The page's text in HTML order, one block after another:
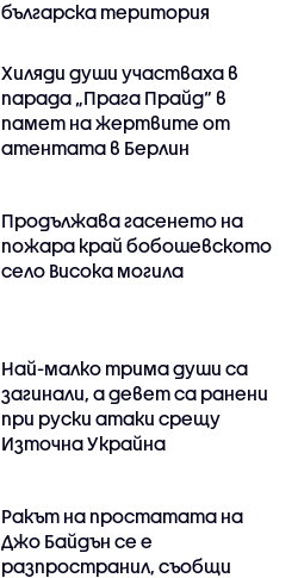
българска територия
Хиляди души участваха в
парада „Прага Прайд“ в
памет на жертвите от
атентата в Берлин
Продължава гасенето на
пожара край бобошевското
село Висока могила
Най-малко трима души са
загинали, а девет са ранени
при руски атаки срещу
Източна Украйна
Ракът на простатата на
Джо Байдън се е
разпространил, съобщи